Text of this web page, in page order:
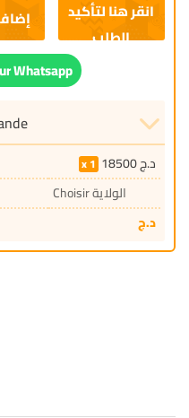
Whatsapp
1 18500د.ج
Choisir الولاية
د.ج